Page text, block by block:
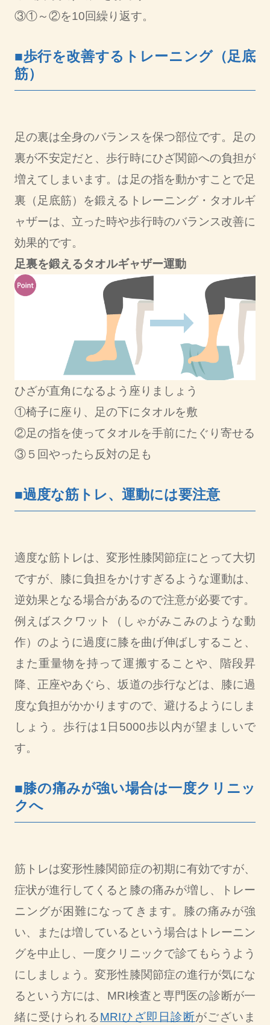
③①～②を10回繰り返す。
■歩行を改善するトレーニング（足底
筋）
足の裏は全身のバランスを保つ部位です。足の
裏が不安定だと、歩行時にひざ関節への負担が
増えてしまいます。は足の指を動かすことで足
裏（足底筋）を鍛えるトレーニング・タオルギ
ャザーは、立った時や歩行時のバランス改善に
効果的です。
足裏を鍛えるタオルギャザー運動
ひざが直角になるよう座りましょう
①椅子に座り、足の下にタオルを敷
②足の指を使ってタオルを手前にたぐり寄せる
③５回やったら反対の足も
■過度な筋トレ、運動には要注意
適度な筋トレは、変形性膝関節症にとって大切
ですが、膝に負担をかけすぎるような運動は、
逆効果となる場合があるので注意が必要です。
例えばスクワット（しゃがみこみのような動
作）のように過度に膝を曲げ伸ばしすること、
また重量物を持って運搬することや、階段昇
降、正座やあぐら、坂道の歩行などは、膝に過
度な負担がかかりますので、避けるようにしま
しょう。歩行は1日5000歩以内が望ましいで
す。
■膝の痛みが強い場合は一度クリニッ
クへ
筋トレは変形性膝関節症の初期に有効ですが、
症状が進行してくると膝の痛みが増し、トレー
ニングが困難になってきます。膝の痛みが強
い、または増しているという場合はトレーニン
グを中止し、一度クリニックで診てもらうよう
にしましょう。変形性膝関節症の進行が気にな
るという方には、MRI検査と専門医の診断が一
緒に受けられるMRIひざ即日診断がございま